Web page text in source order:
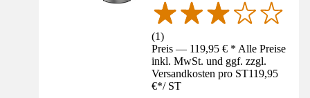
(1)
Preis — 119,95 € * Alle Preise
inkl. MwSt. und ggf. zzgl.
Versandkosten pro ST119,95
€*/ ST